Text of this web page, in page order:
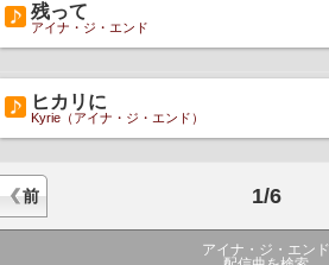
残って
アイナ・ジ・エンド
ヒカリに
Kyrie（アイナ・ジ・エンド）
前 1/6
アイナ・ジ・エンド